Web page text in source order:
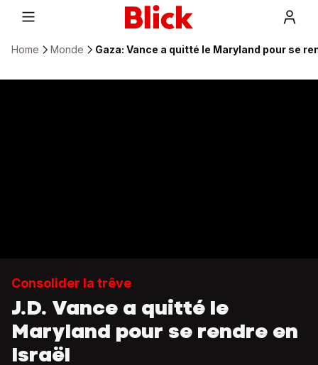
Home Monde Gaza: Vance a quitté le Maryland pour se
Consolider la trêve
J.D. Vance a quitté le
Maryland pour se rendre en
Israël